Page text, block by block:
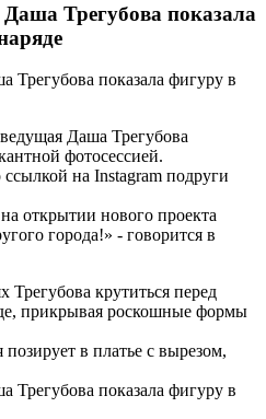
Трегубова показала
Даша Трегубова
фотосессией.
на Instagram подруги
открытии нового проекта
города!» - говорится в
крутиться перед
прикрывая роскошные формы
в платье с вырезом,